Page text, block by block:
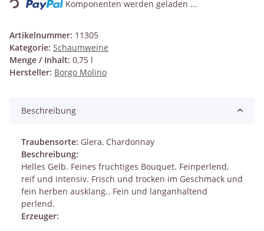
Komponenten werden geladen ...
Artikelnummer: 11305
Kategorie: Schaumweine
Menge / Inhalt: 0,75 l
Hersteller: Borgo Molino
Beschreibung
Traubensorte: Glera, Chardonnay
Beschreibung:
Helles Gelb. Feines fruchtiges Bouquet. Feinperlend,
reif und intensiv. Frisch und trocken im Geschmack und
fein herben ausklang.. Fein und langanhaltend
perlend.
Erzeuger: